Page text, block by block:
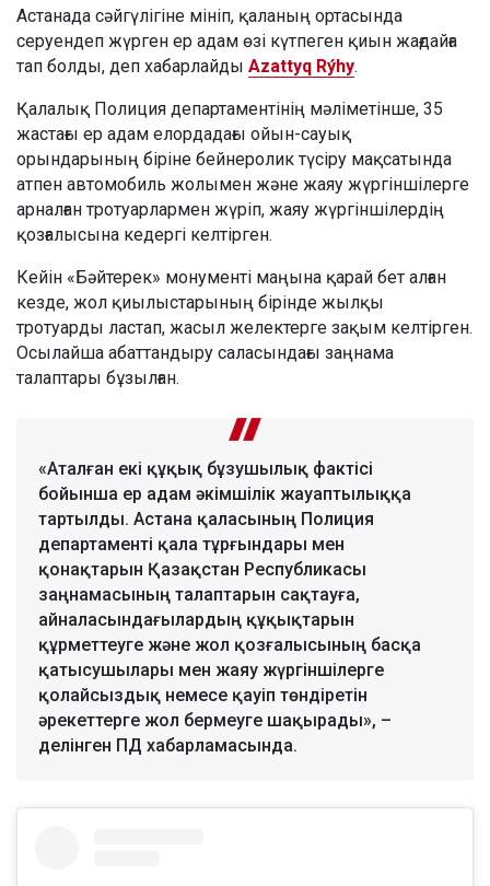
Астанада сәйгүлігіне мініп, қаланың ортасында
серуендеп жүрген ер адам өзі күтпеген қиын жағдайға
тап болды, деп хабарлайды Azattyq Rýhy.
Қалалық Полиция департаментінің мәліметінше, 35
жастағы ер адам елордадағы ойын-сауық
орындарының біріне бейнеролик түсіру мақсатында
атпен автомобиль жолымен және жаяу жүргіншілерге
арналған тротуарлармен жүріп, жаяу жүргіншілердің
қозғалысына кедергі келтірген.
Кейін «Бәйтерек» монументі маңына қарай бет алған
кезде, жол қиылыстарының бірінде жылқы
тротуарды ластап, жасыл желектерге зақым келтірген.
Осылайша абаттандыру саласындағы заңнама
талаптары бұзылған.
«Аталған екі құқық бұзушылық фактісі
бойынша ер адам әкімшілік жауаптылыққа
тартылды. Астана қаласының Полиция
департаменті қала тұрғындары мен
қонақтарын Қазақстан Республикасы
заңнамасының талаптарын сақтауға,
айналасындағылардың құқықтарын
құрметтеуге және жол қозғалысының басқа
қатысушылары мен жаяу жүргіншілерге
қолайсыздық немесе қауіп төндіретін
әрекеттерге жол бермеуге шақырады», –
делінген ПД хабарламасында.